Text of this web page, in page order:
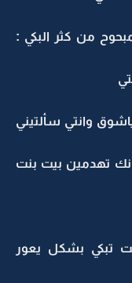
من كثر البكي :
وانتي سألتيني
تهدمين بيت بنت
تبكي بشكل يعور